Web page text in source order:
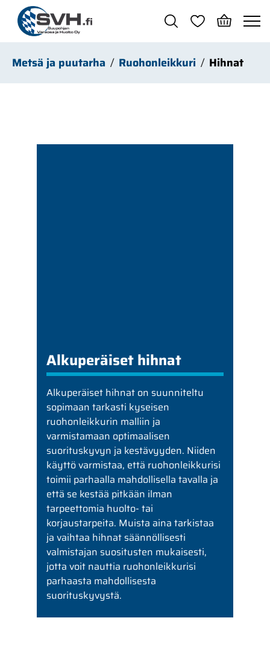
Siirry pääsisältöön
Metsä ja puutarha Ruohonleikkuri Hihnat
Alkuperäiset hihnat
Alkuperäiset hihnat on suunniteltu
sopimaan tarkasti kyseisen
ruohonleikkurin malliin ja
varmistamaan optimaalisen
suorituskyvyn ja kestävyyden. Niiden
käyttö varmistaa, että ruohonleikkurisi
toimii parhaalla mahdollisella tavalla ja
että se kestää pitkään ilman
tarpeettomia huolto- tai
korjaustarpeita. Muista aina tarkistaa
ja vaihtaa hihnat säännöllisesti
valmistajan suositusten mukaisesti,
jotta voit nauttia ruohonleikkurisi
parhaasta mahdollisesta
suorituskyvystä.